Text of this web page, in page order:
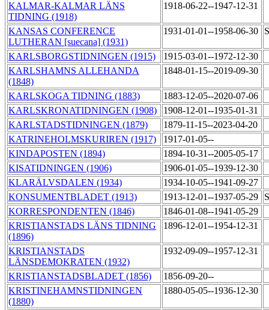
KALMAR-KALMAR LÄNS
TIDNING (1918)
1918-06-22--1947-12-31
KANSAS CONFERENCE
LUTHERAN [suecana] (1931)
1931-01-01--1958-06-30
KARLSBORGSTIDNINGEN (1915)
1915-03-01--1972-12-30
KARLSHAMNS ALLEHANDA
(1848)
1848-01-15--2019-09-30
KARLSKOGA TIDNING (1883)
1883-12-05--2020-07-06
KARLSKRONATIDNINGEN (1908)
1908-12-01--1935-01-31
KARLSTADSTIDNINGEN (1879)
1879-11-15--2023-04-20
KATRINEHOLMSKURIREN (1917)
1917-01-05--
KINDAPOSTEN (1894)
1894-10-31--2005-05-17
KISATIDNINGEN (1906)
1906-01-05--1939-12-30
KLARÄLVSDALEN (1934)
1934-10-05--1941-09-27
KONSUMENTBLADET (1913)
1913-12-01--1937-05-29
KORRESPONDENTEN (1846)
1846-01-08--1941-05-29
KRISTIANSTADS LÄNS TIDNING
(1896)
1896-12-01--1954-12-31
KRISTIANSTADS
LÄNSDEMOKRATEN (1932)
1932-09-09--1957-12-31
KRISTIANSTADSBLADET (1856)
1856-09-20--
KRISTINEHAMNSTIDNINGEN
(1880)
1880-05-05--1936-12-30